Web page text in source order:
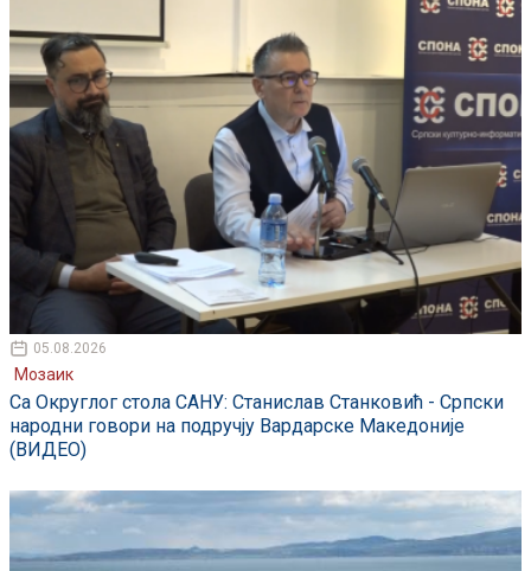
05.08.2026
Мозаик
Са Округлог стола САНУ: Станислав Станковић - Српски
народни говори на подручју Вардарске Македоније
(ВИДЕО)